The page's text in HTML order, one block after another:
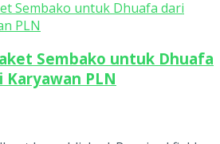
Sembako untuk Dhuafa
PLN